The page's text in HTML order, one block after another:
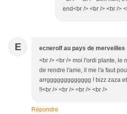
end<br /> <br /> <br />
E ecnerolf au pays de merveilles
<br /> <br /> moi l'ordi plante, le
de rendre l'ame, il me l'a faut
arrggggggggggggg ! bizz zaza
!!<br /> <br /> <br /> <br />
Répondre